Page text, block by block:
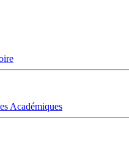
Académiques